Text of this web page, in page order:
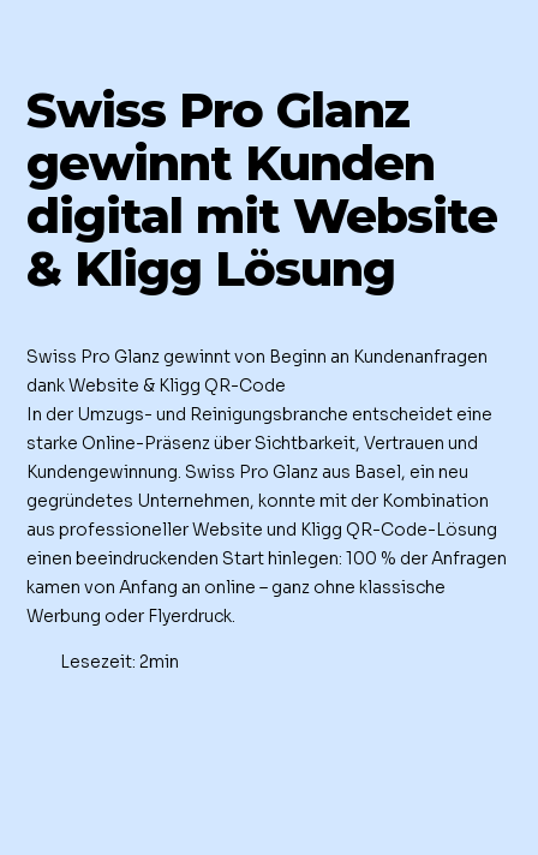
Swiss Pro Glanz
gewinnt Kunden
digital mit Website
& Kligg Lösung
Swiss Pro Glanz gewinnt von Beginn an Kundenanfragen
dank Website & Kligg QR-Code
In der Umzugs- und Reinigungsbranche entscheidet eine
starke Online-Präsenz über Sichtbarkeit, Vertrauen und
Kundengewinnung. Swiss Pro Glanz aus Basel, ein neu
gegründetes Unternehmen, konnte mit der Kombination
aus professioneller Website und Kligg QR-Code-Lösung
einen beeindruckenden Start hinlegen: 100 % der Anfragen
kamen von Anfang an online – ganz ohne klassische
Werbung oder Flyerdruck.
Lesezeit: 2min